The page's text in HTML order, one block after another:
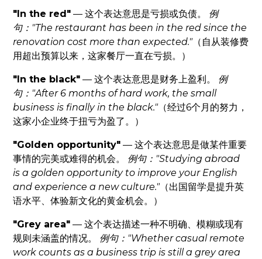
"In the red" — 这个表达意思是亏损或负债。 例
句："The restaurant has been in the red since the
renovation cost more than expected."（自从装修费
用超出预算以来，这家餐厅一直在亏损。）
"In the black" — 这个表达意思是财务上盈利。 例
句："After 6 months of hard work, the small
business is finally in the black."（经过6个月的努力，
这家小企业终于扭亏为盈了。）
"Golden opportunity" — 这个表达意思是做某件重要
事情的完美或难得的机会。 例句："Studying abroad
is a golden opportunity to improve your English
and experience a new culture."（出国留学是提升英
语水平、体验新文化的黄金机会。）
"Grey area" — 这个表达描述一种不明确、模糊或现有
规则未涵盖的情况。 例句："Whether casual remote
work counts as a business trip is still a grey area